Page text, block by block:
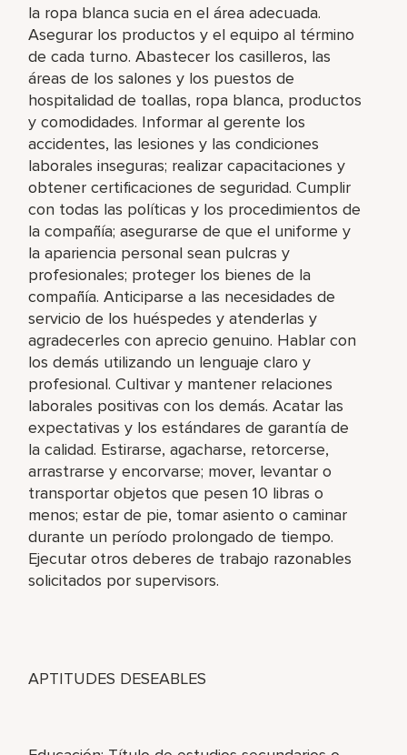
la ropa blanca sucia en el área adecuada.
Asegurar los productos y el equipo al término
de cada turno. Abastecer los casilleros, las
áreas de los salones y los puestos de
hospitalidad de toallas, ropa blanca, productos
y comodidades. Informar al gerente los
accidentes, las lesiones y las condiciones
laborales inseguras; realizar capacitaciones y
obtener certificaciones de seguridad. Cumplir
con todas las políticas y los procedimientos de
la compañía; asegurarse de que el uniforme y
la apariencia personal sean pulcras y
profesionales; proteger los bienes de la
compañía. Anticiparse a las necesidades de
servicio de los huéspedes y atenderlas y
agradecerles con aprecio genuino. Hablar con
los demás utilizando un lenguaje claro y
profesional. Cultivar y mantener relaciones
laborales positivas con los demás. Acatar las
expectativas y los estándares de garantía de
la calidad. Estirarse, agacharse, retorcerse,
arrastrarse y encorvarse; mover, levantar o
transportar objetos que pesen 10 libras o
menos; estar de pie, tomar asiento o caminar
durante un período prolongado de tiempo.
Ejecutar otros deberes de trabajo razonables
solicitados por supervisors.
APTITUDES DESEABLES